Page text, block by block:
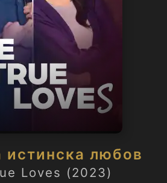
любов
Loves (2023)